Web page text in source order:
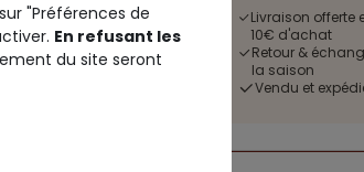
Livraison
10€ d'achat
Retour &
la saison
Vendu et
"Préférences de
En refusant les
du site seront